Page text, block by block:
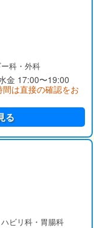
科・外科
金 17:00〜19:00
は直接の確認をお
る
ビリ科・胃腸科